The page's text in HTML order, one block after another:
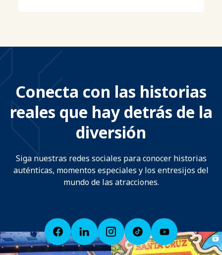
Conecta con las historias
reales que hay detrás de la
diversión
Siga nuestras redes sociales para conocer historias
auténticas, momentos especiales y los entresijos del
mundo de las atracciones.